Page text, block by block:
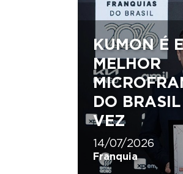
KUMON É
MELHOR
DO
VEZ
14/07/2026
Franquia